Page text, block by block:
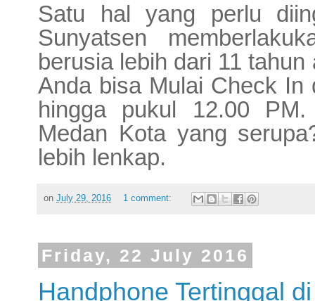
Satu hal yang perlu
Sunyatsen
berusia lebih dari 11
Anda bisa Mulai Check
hingga pukul 12.00
Medan Kota yang
lebih lenkap.
on July 29, 2016 1 comment:
Friday, 22 July 2016
Handphone Tertinggal